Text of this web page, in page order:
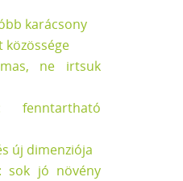
karácsony
közössége
ne irtsuk
fenntartható
új dimenziója
sok jó növény